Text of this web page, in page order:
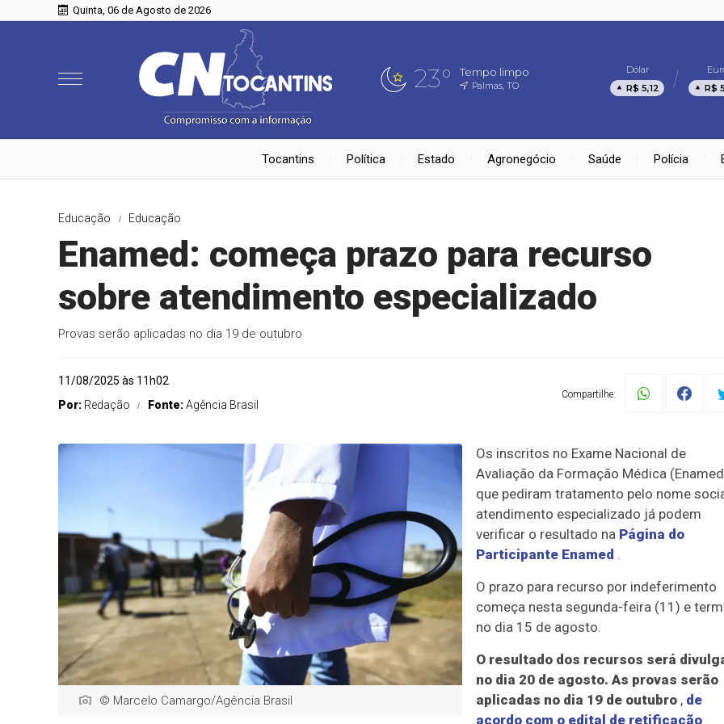
Quinta, 06 de Agosto de 2026
23° Tempo limpo
Palmas, TO
Dólar
R$ 5,12
R$
Tocantins Política Estado Agronegócio Saúde Polícia
Educação Educação
Enamed: começa prazo para recurso
sobre atendimento especializado
Provas serão aplicadas no dia 19 de outubro
11/08/2025 às 11h02
Por: Redação Fonte:Agência Brasil
Compartilhe:
© Marcelo Camargo/Agência Brasil
Os inscritos no Exame Nacional de
Avaliação da Formação Médica
que pediram tratamento pelo nome
atendimento especializado já podem
verificar o resultado na Página do
Participante Enamed .
O prazo para recurso por indeferimento
começa nesta segunda-feira (11) e
no dia 15 de agosto.
O resultado dos recursos será
no dia 20 de agosto. As provas serão
aplicadas no dia 19 de outubro , de
acordo com o edital de retificação .